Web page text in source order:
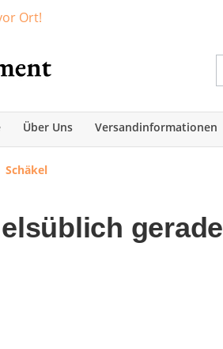
Ort!
das Dropdown der Kategorie Shop
Über Uns Versandinformationen
Schäkel